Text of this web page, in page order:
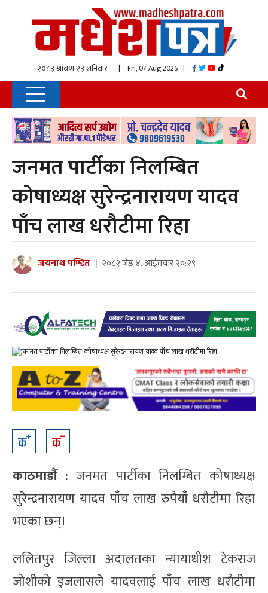
| Fri, 07 Aug 2026 |
जनमत पार्टीका निलम्बित
कोषाध्यक्ष सुरेन्द्रनारायण यादव
पाँच लाख धरौटीमा रिहा
जयनाथ पण्डित २०८२ जेष्ठ ४, आईतवार २०:२९
काठमाडौं: जनमत पार्टीका निलम्बित कोषाध्यक्ष
सुरेन्द्रनारायण यादव पाँच लाख रुपैयाँ धरौटीमा रिहा
भएका छन्।
ललितपुर जिल्ला अदालतका न्यायाधीश टेकराज
जोशीको इजलासले यादवलाई पाँच लाख धरौटीमा